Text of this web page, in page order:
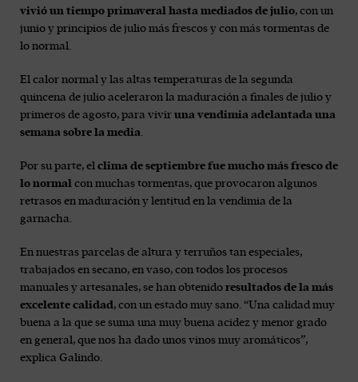
vivió un tiempo primaveral hasta mediados de julio, con un
junio y principios de julio más frescos y con más tormentas de
lo normal.
El calor normal y las altas temperaturas de la segunda
quincena de julio aceleraron la maduración a finales de julio y
primeros de agosto, para vivir una vendimia adelantada una
semana sobre la media.
Por su parte, el clima de septiembre fue mucho más fresco de
lo normal con muchas tormentas, que provocaron algunos
retrasos en maduración y lentitud en la vendimia de la
garnacha.
En nuestras parcelas de altura y terruños tan especiales,
trabajados en secano, en vaso, con todos los procesos
manuales y artesanales, se han obtenido resultados de la más
excelente calidad, con un estado muy sano. “Una calidad muy
buena a la que se suma una muy buena acidez y menor grado
en general, que nos ha dado unos vinos muy aromáticos”,
explica Galindo.